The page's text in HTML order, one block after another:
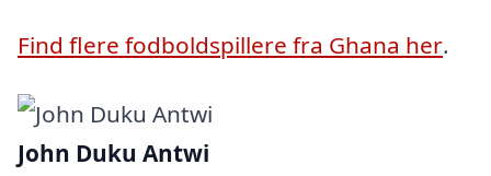
Find flere fodboldspillere fra Ghana her.
John Duku Antwi